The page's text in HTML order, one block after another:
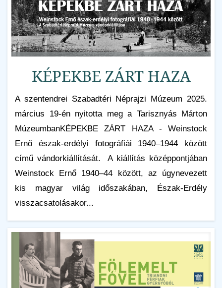
KÉPEKBE ZÁRT HAZA
A szentendrei Szabadtéri Néprajzi Múzeum 2025.
március 19-én nyitotta meg a Tarisznyás Márton
MúzeumbanKÉPEKBE ZÁRT HAZA - Weinstock
Ernő észak-erdélyi fotográfiái 1940–1944 között
című vándorkiállítását. A kiállítás középpontjában
Weinstock Ernő 1940–44 között, az úgynevezett
kis magyar világ időszakában, Észak-Erdély
visszacsatolásakor...